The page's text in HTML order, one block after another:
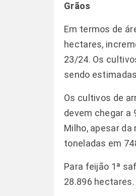
Grãos
Em termos de
hectares,
23/24. Os
sendo
Os cultivos de
devem chegar a
Milho, apesar da
toneladas em
Para feijão 1ª
28.896 hectares.